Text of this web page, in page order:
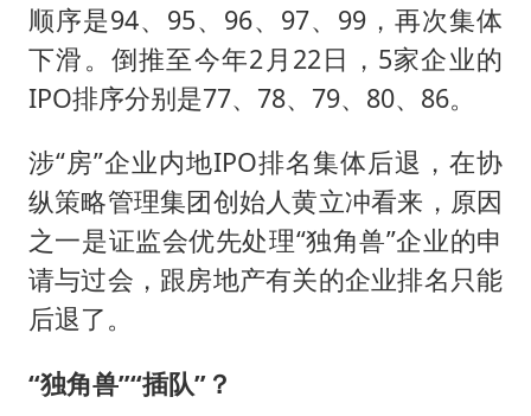
命案逃犯躲进深山21年活得像野人
广岛核爆81周年央视播《奥本海默》
全球百万人“花钱干农活”
DeepSeek投资宇树科技意味什么
东方之约 相约未来
顺序是94、95、96、97、99，再次集体
下滑。倒推至今年2月22日，5家企业的
IPO排序分别是77、78、79、80、86。
涉“房”企业内地IPO排名集体后退，在协
纵策略管理集团创始人黄立冲看来，原因
之一是证监会优先处理“独角兽”企业的申
请与过会，跟房地产有关的企业排名只能
后退了。
“独角兽”“插队”？